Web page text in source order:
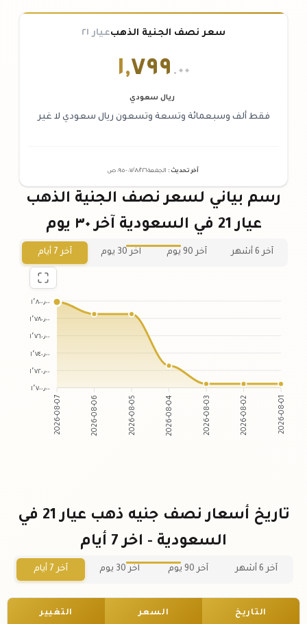
سعر نصف الجنية الذهبعيار ٢١
١,٧٩٩ .٠٠
ريال سعودي
فقط ألف وسبعمائة وتسعة وتسعون ريال سعودي لا غير
آخر تحديث : الجمعة ٠٧ /٠٨/٢٠٢٦ - ٠٩:٠٥ ص
رسم بياني لسعر نصف الجنية الذهب
عيار 21 في السعودية آخر ٣٠ يوم
آخر 6 أشهر آخر 90 يوم آخر 30 يوم آخر 7 أيام
١٬٨٠٠٫٠٠
١٬٧٨٠٫٠٠
١٬٧٦٠٫٠٠
١٬٧٤٠٫٠٠
١٬٧٢٠٫٠٠
١٬٧٠٠٫٠٠
2026-08-07 2026-08-06 2026-08-05 2026-08-04 2026-08-03 2026-08-02 2026-08-01
تاريخ أسعار نصف جنيه ذهب عيار 21 في
السعودية - اخر 7 أيام
آخر 6 أشهر آخر 90 يوم آخر 30 يوم آخر 7 أيام
التاريخ السعر التغيير